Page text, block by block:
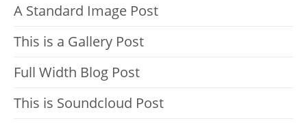
A Standard Image Post
This is a Gallery Post
Full Width Blog Post
This is Soundcloud Post